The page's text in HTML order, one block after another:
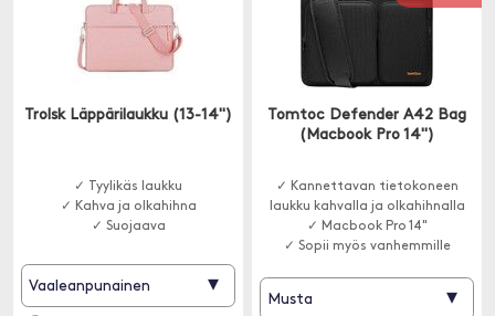
Trolsk Läppärilaukku (13-14")
✓ Tyylikäs laukku
✓ Kahva ja olkahihna
✓ Suojaava
Vaaleanpunainen ▾
Tomtoc Defender A42 Bag
(Macbook Pro 14")
✓ Kannettavan tietokoneen
laukku kahvalla ja olkahihnalla
✓ Macbook Pro 14"
✓ Sopii myös vanhemmille
Musta ▾